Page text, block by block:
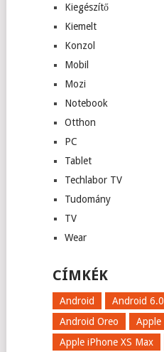
Kiegészítő
Kiemelt
Konzol
Mobil
Mozi
Notebook
Otthon
PC
Tablet
Techlabor TV
Tudomány
TV
Wear
CÍMKÉK
Android Android 6.0
Android Oreo
Apple
Apple iPhone XS Max